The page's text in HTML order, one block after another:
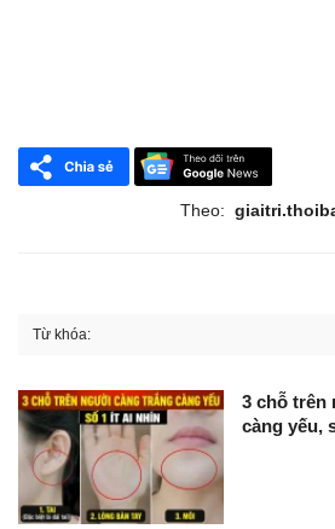
Theo:
Từ khóa:
3 chỗ trên
càng yếu,